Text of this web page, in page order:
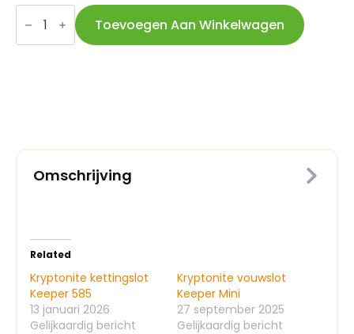
Kryptonite
vouwslot
code
Keeper
Toevoegen Aan Winkelwagen
Omschrijving
Related
Kryptonite kettingslot
Keeper 585
13 januari 2026
Gelijkaardig bericht
Kryptonite vouwslot
Keeper Mini
27 september 2025
Gelijkaardig bericht